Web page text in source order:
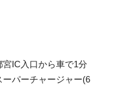
IC入口から車で1分
パーチャージャー(6